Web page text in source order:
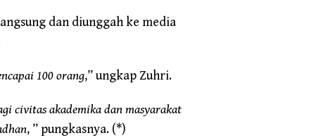
dan diunggah ke media
100 orang,” ungkap Zuhri.
civitas akademika dan masyarakat
, ” pungkasnya. (*)